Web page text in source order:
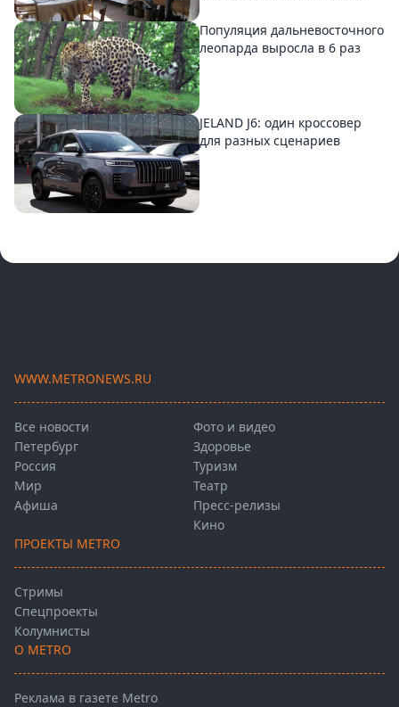
Популяция дальневосточного
леопарда выросла в 6 раз
JELAND J6: один кроссовер
для разных сценариев
WWW.METRONEWS.RU
Все новости
Петербург
Россия
Мир
Афиша
Фото и видео
Здоровье
Туризм
Театр
Пресс-релизы
Кино
ПРОЕКТЫ METRO
Стримы
Спецпроекты
Колумнисты
О METRO
Реклама в газете Metro